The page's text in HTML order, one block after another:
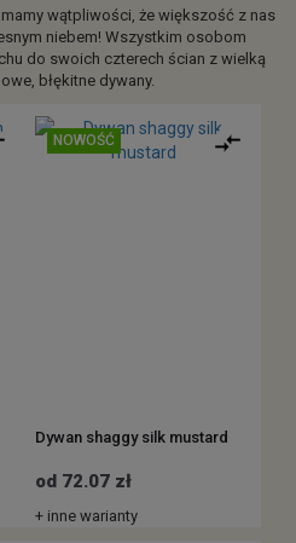
wątpliwości, że większość z nas
niebem! Wszystkim osobom
do swoich czterech ścian z wielką
błękitne dywany.
NOWOŚĆ
Dywan shaggy silk mustard
od 72.07 zł
+ inne warianty